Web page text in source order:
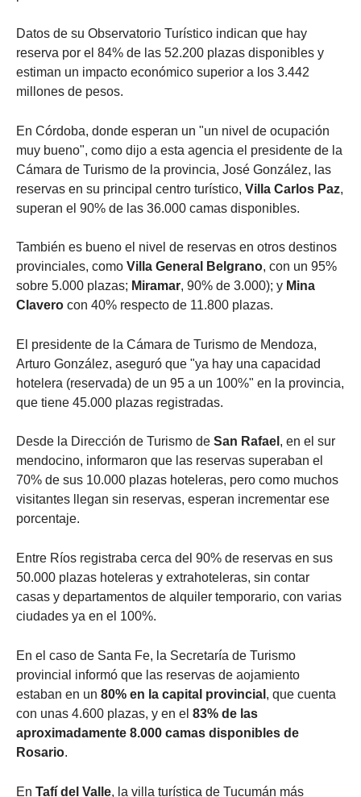
Datos de su Observatorio Turístico indican que hay
reserva por el 84% de las 52.200 plazas disponibles y
estiman un impacto económico superior a los 3.442
millones de pesos.
En Córdoba, donde esperan un "un nivel de ocupación
muy bueno", como dijo a esta agencia el presidente de la
Cámara de Turismo de la provincia, José González, las
reservas en su principal centro turístico, Villa Carlos Paz,
superan el 90% de las 36.000 camas disponibles.
También es bueno el nivel de reservas en otros destinos
provinciales, como Villa General Belgrano, con un 95%
sobre 5.000 plazas; Miramar, 90% de 3.000); y Mina
Clavero con 40% respecto de 11.800 plazas.
El presidente de la Cámara de Turismo de Mendoza,
Arturo González, aseguró que "ya hay una capacidad
hotelera (reservada) de un 95 a un 100%" en la provincia,
que tiene 45.000 plazas registradas.
Desde la Dirección de Turismo de San Rafael , en el sur
mendocino, informaron que las reservas superaban el
70% de sus 10.000 plazas hoteleras, pero como muchos
visitantes llegan sin reservas, esperan incrementar ese
porcentaje.
Entre Ríos registraba cerca del 90% de reservas en sus
50.000 plazas hoteleras y extrahoteleras, sin contar
casas y departamentos de alquiler temporario, con varias
ciudades ya en el 100%.
En el caso de Santa Fe, la Secretaría de Turismo
provincial informó que las reservas de aojamiento
estaban en un 80% en la capital provincial , que cuenta
con unas 4.600 plazas, y en el 83% de las
aproximadamente 8.000 camas disponibles de
Rosario.
En Tafí del Valle, la villa turística de Tucumán más